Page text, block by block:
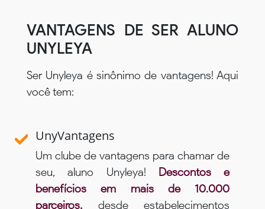
VANTAGENS DE SER ALUNO
UNYLEYA
Ser Unyleya é sinônimo de vantagens! Aqui
você tem:
UnyVantagens
Um clube de vantagens para chamar de
seu, aluno Unyleya! Descontos e
benefícios em mais de 10.000
parceiros, desde estabelecimentos